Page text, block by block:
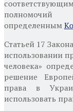
определенным
Статьей 17
использовании
человека»
решение
права в
использовать